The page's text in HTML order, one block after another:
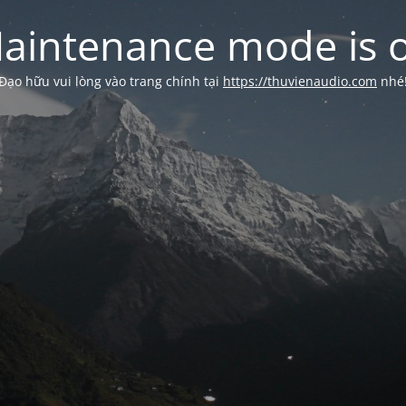
mode is
hữu vui lòng vào trang chính tại https://thuvienaudio.com